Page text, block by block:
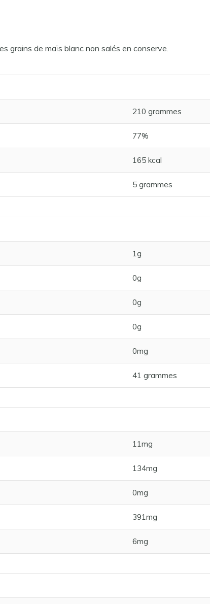
grains de maïs blanc non salés en conserve.
210 grammes
77%
165 kcal
5 grammes
1g
0g
0g
0g
0mg
41 grammes
11mg
134mg
0mg
391mg
6mg